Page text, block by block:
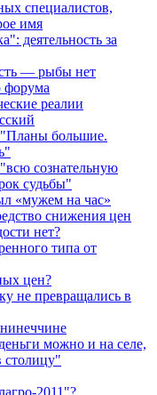
специалистов,
имя
деятельность за
— рыбы нет
форума
реалии
"Планы большие.
сознательную
судьбы"
«мужем на час»
снижения цен
нет?
типа от
цен?
не превращались в
можно и на селе,
столицу"